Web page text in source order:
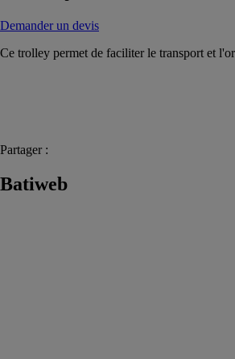
Demander un devis
Ce trolley permet de faciliter le transport et
Partager :
Batiweb